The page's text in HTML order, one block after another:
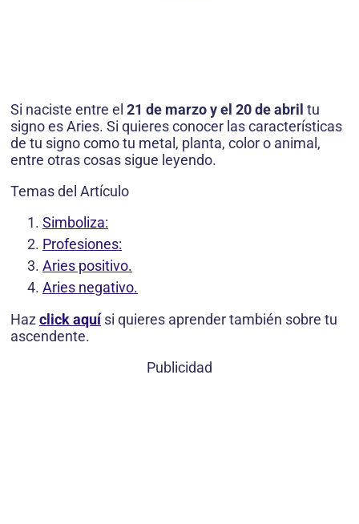
Si naciste entre el 21 de marzo y el 20 de abril tu
signo es Aries. Si quieres conocer las características
de tu signo como tu metal, planta, color o animal,
entre otras cosas sigue leyendo.
Temas del Artículo
Simboliza:
Profesiones:
Aries positivo.
Aries negativo.
Haz click aquí si quieres aprender también sobre tu
ascendente.
Publicidad